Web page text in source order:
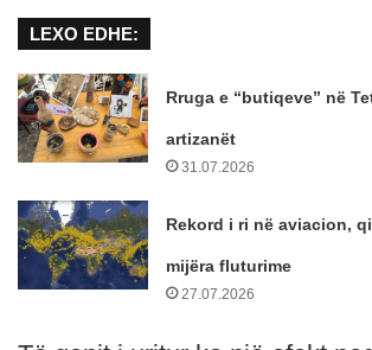
LEXO EDHE:
Rruga e “butiqeve” në
artizanët
31.07.2026
Rekord i ri në aviacion,
mijëra fluturime
27.07.2026